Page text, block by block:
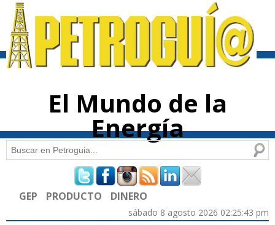
contenido
El Mundo de la
Energía
Formulario de búsqueda
Buscar
GEP PRODUCTO DINERO
sábado 8 agosto 2026 02:25:43 pm